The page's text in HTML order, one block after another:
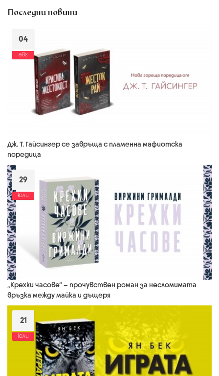
Последни новини
04
авг
Дж. Т. Гайсингер се завръща с пламенна мафиотска
поредица
29
юли
„Крехки часове“ – прочувствен роман за несломимата
връзка между майка и дъщеря
21
юли